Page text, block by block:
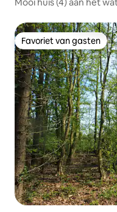
Favoriet van gasten
Favoriet van gasten